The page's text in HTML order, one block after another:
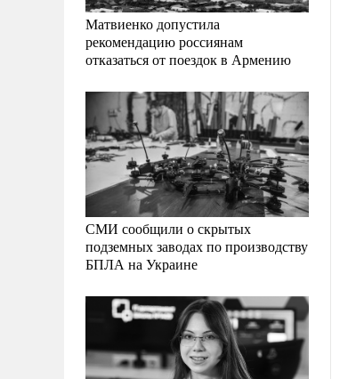
Матвиенко допустила
рекомендацию россиянам
отказаться от поездок в Армению
СМИ сообщили о скрытых
подземных заводах по производству
БПЛА на Украине